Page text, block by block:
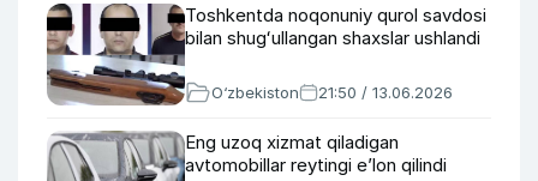
Toshkentda noqonuniy qurol savdosi
bilan shugʻullangan shaxslar ushlandi
O‘zbekiston 21:50 / 13.06.2026
Eng uzoq xizmat qiladigan
avtomobillar reytingi e’lon qilindi